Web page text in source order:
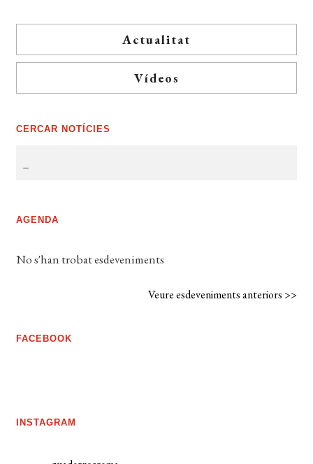
Actualitat
Vídeos
CERCAR NOTÍCIES
AGENDA
No s'han trobat esdeveniments
Veure esdeveniments anteriors >>
FACEBOOK
INSTAGRAM